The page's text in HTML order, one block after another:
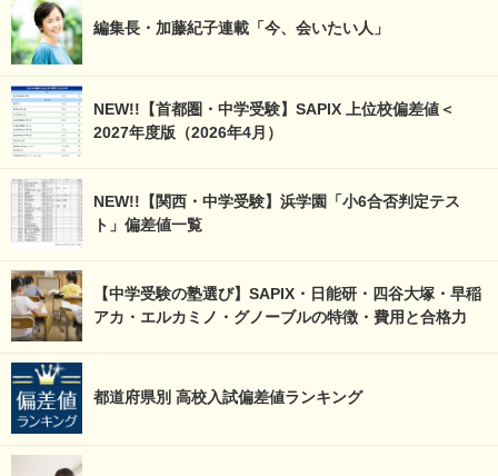
編集長・加藤紀子連載「今、会いたい人」
NEW!!【首都圏・中学受験】SAPIX 上位校偏差値＜
2027年度版（2026年4月）
NEW!!【関西・中学受験】浜学園「小6合否判定テス
ト」偏差値一覧
【中学受験の塾選び】SAPIX・日能研・四谷大塚・早稲
アカ・エルカミノ・グノーブルの特徴・費用と合格力
都道府県別 高校入試偏差値ランキング